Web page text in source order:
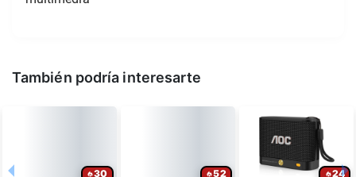
También podría interesarte
30 52 24